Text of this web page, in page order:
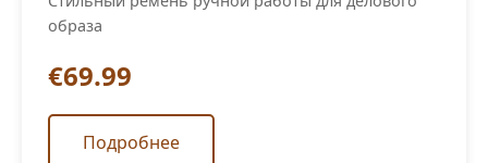
образа
€69.99
Подробнее